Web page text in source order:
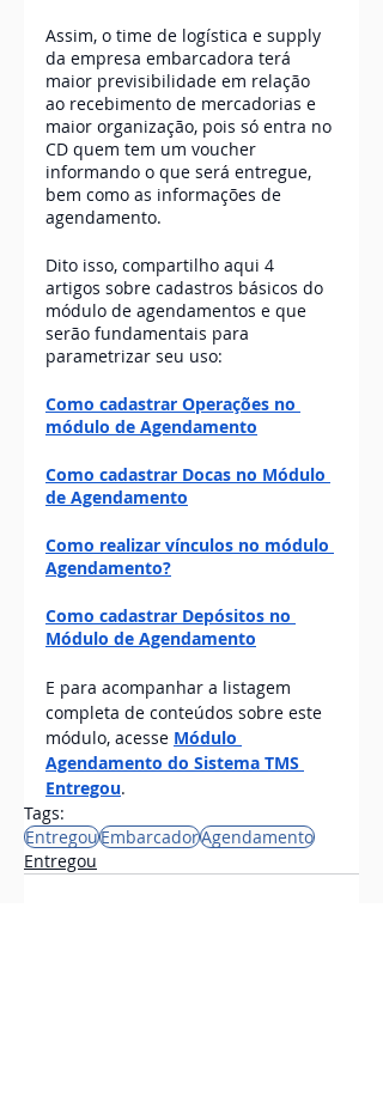
Assim, o time de logística e supply
da empresa embarcadora terá
maior previsibilidade em relação
ao recebimento de mercadorias e
maior organização, pois só entra no
CD quem tem um voucher
informando o que será entregue,
bem como as informações de
agendamento.
Dito isso, compartilho aqui 4
artigos sobre cadastros básicos do
módulo de agendamentos e que
serão fundamentais para
parametrizar seu uso:
Como cadastrar Operações no
módulo de Agendamento
Como cadastrar Docas no Módulo
de Agendamento
Como realizar vínculos no módulo
Agendamento?
Como cadastrar Depósitos no
Módulo de Agendamento
E para acompanhar a listagem
completa de conteúdos sobre este
módulo, acesse Módulo
Agendamento do Sistema TMS
Entregou.
Tags:
EntregouEmbarcadorAgendamento
Entregou